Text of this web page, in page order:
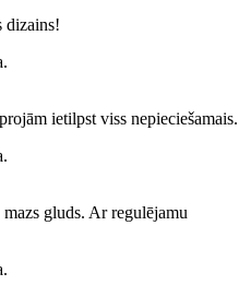
dizains!
ietilpst viss nepieciešamais.
gluds. Ar regulējamu